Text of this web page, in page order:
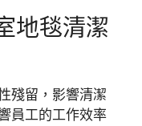
地毯清潔
殘留，影響清潔
員工的工作效率